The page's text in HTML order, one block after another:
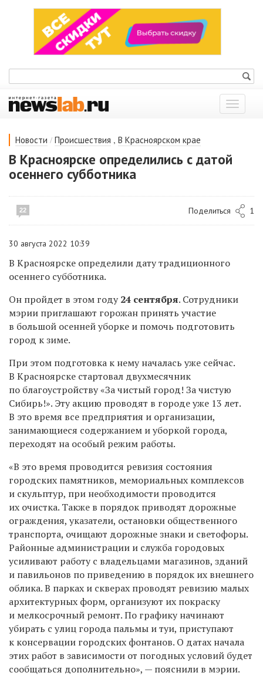
Показать
меню
Новости / Происшествия , В Красноярском крае
В Красноярске определились с датой
осеннего субботника
22 Поделиться 1
30 августа 2022 10:39
В Красноярске определили дату традиционного
осеннего субботника.
Он пройдет в этом году24 сентября. Сотрудники
мэрии приглашают горожан принять участие
в большой осенней уборке и помочь подготовить
город к зиме.
При этом подготовка к нему началась уже сейчас.
В Красноярске стартовал двухмесячник
по благоустройству «За чистый город! За чистую
Сибирь!». Эту акцию проводят в городе уже 13 лет.
В это время все предприятия и организации,
занимающиеся содержанием и уборкой города,
переходят на особый режим работы.
«В это время проводится ревизия состояния
городских памятников, мемориальных комплексов
и скульптур, при необходимости проводится
их очистка. Также в порядок приводят дорожные
ограждения, указатели, остановки общественного
транспорта, очищают дорожные знаки и светофоры.
Районные администрации и служба городовых
усиливают работу с владельцами магазинов, зданий
и павильонов по приведению в порядок их внешнего
облика. В парках и скверах проводят ревизию малых
архитектурных форм, организуют их покраску
и мелкосрочный ремонт. По графику начинают
убирать с улиц города пальмы и туи, приступают
к консервации городских фонтанов. О датах начала
этих работ в зависимости от погодных условий будет
сообщаться дополнительно», — пояснили в мэрии.